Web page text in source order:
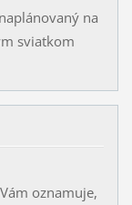
na
sviatkom
oznamuje,